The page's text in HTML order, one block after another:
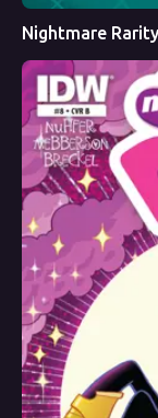
Nightmare